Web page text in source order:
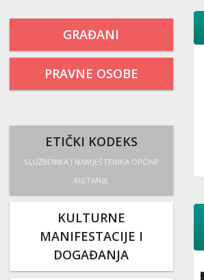
GRAĐANI
PRAVNE OSOBE
ETIČKI KODEKS
SLUŽBENIKA I NAMJEŠTENIKA OPĆINE
KISTANJE
KULTURNE
MANIFESTACIJE I
DOGAĐANJA